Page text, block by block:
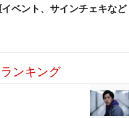
ベント、サインチェキなど
ンキング